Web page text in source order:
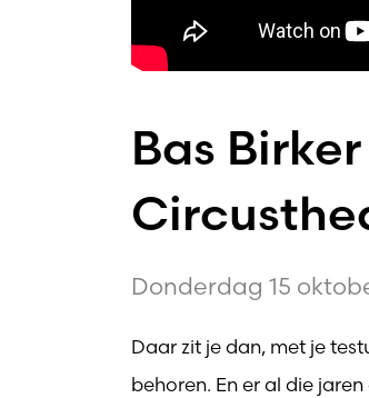
Bas
Donderdag 15
Daar zit je dan, met je
behoren. En er al die